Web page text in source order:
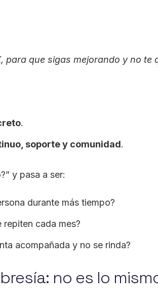
para que sigas mejorando y no te
.
soporte y comunidad.
y pasa a ser:
durante más tiempo?
cada mes?
acompañada y no se rinda?
no es lo